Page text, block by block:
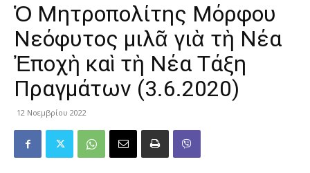
Ὁ Μητροπολίτης Μόρφου
Νεόφυτος μιλᾶ γιὰ τὴ Νέα
Ἐποχὴ καὶ τὴ Νέα Τάξη
Πραγμάτων (3.6.2020)
12 Νοεμβρίου 2022